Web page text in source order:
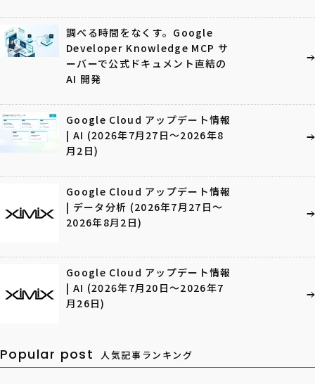
調べる時間をなくす。Google
Developer Knowledge MCP サ
ーバーで公式ドキュメント直結の
AI 開発
Google Cloud アップデート情報
| AI (2026年7月27日〜2026年8
月2日)
Google Cloud アップデート情報
| データ分析 (2026年7月27日〜
2026年8月2日)
Google Cloud アップデート情報
| AI (2026年7月20日〜2026年7
月26日)
Popular post 人気記事ランキング